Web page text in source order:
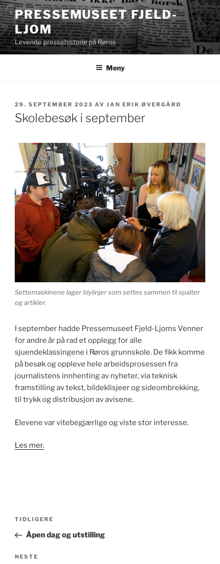
Gå
til
innhold
PRESSEMUSEET FJELD-
LJOM
Levende pressehistorie på Røros
Meny
PUBLISERT
29. SEPTEMBER 2023 AV JAN ERIK ØVERGÅRD
Skolebesøk i september
Settemaskinene lager blylinjer som settes sammen til spalter
og artikler.
I september hadde Pressemuseet Fjeld-Ljoms Venner
for andre år på rad et opplegg for alle
sjuendeklassingene i Røros grunnskole. De fikk komme
på besøk og oppleve hele arbeidsprosessen fra
journalistens innhenting av nyheter, via teknisk
framstilling av tekst, bildeklisjeer og sideombrekking,
til trykk og distribusjon av avisene.
Elevene var vitebegjærlige og viste stor interesse.
Les mer.
Innleggsnavigasjon
Forrige
innlegg
TIDLIGERE
Åpen dag og utstilling
Neste
NESTE